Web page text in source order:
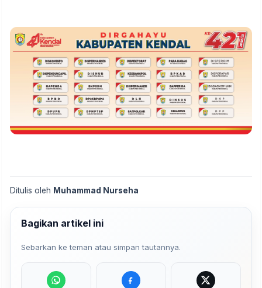
Ditulis oleh Muhammad Nurseha
Bagikan artikel ini
Sebarkan ke teman atau simpan tautannya.